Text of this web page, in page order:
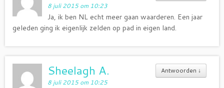
8 juli 2015 om 10:23
Ja, ik ben NL echt meer gaan waarderen. Een jaar
geleden ging ik eigenlijk zelden op pad in eigen land.
Antwoorden ↓
Sheelagh A.
8 juli 2015 om 10:25